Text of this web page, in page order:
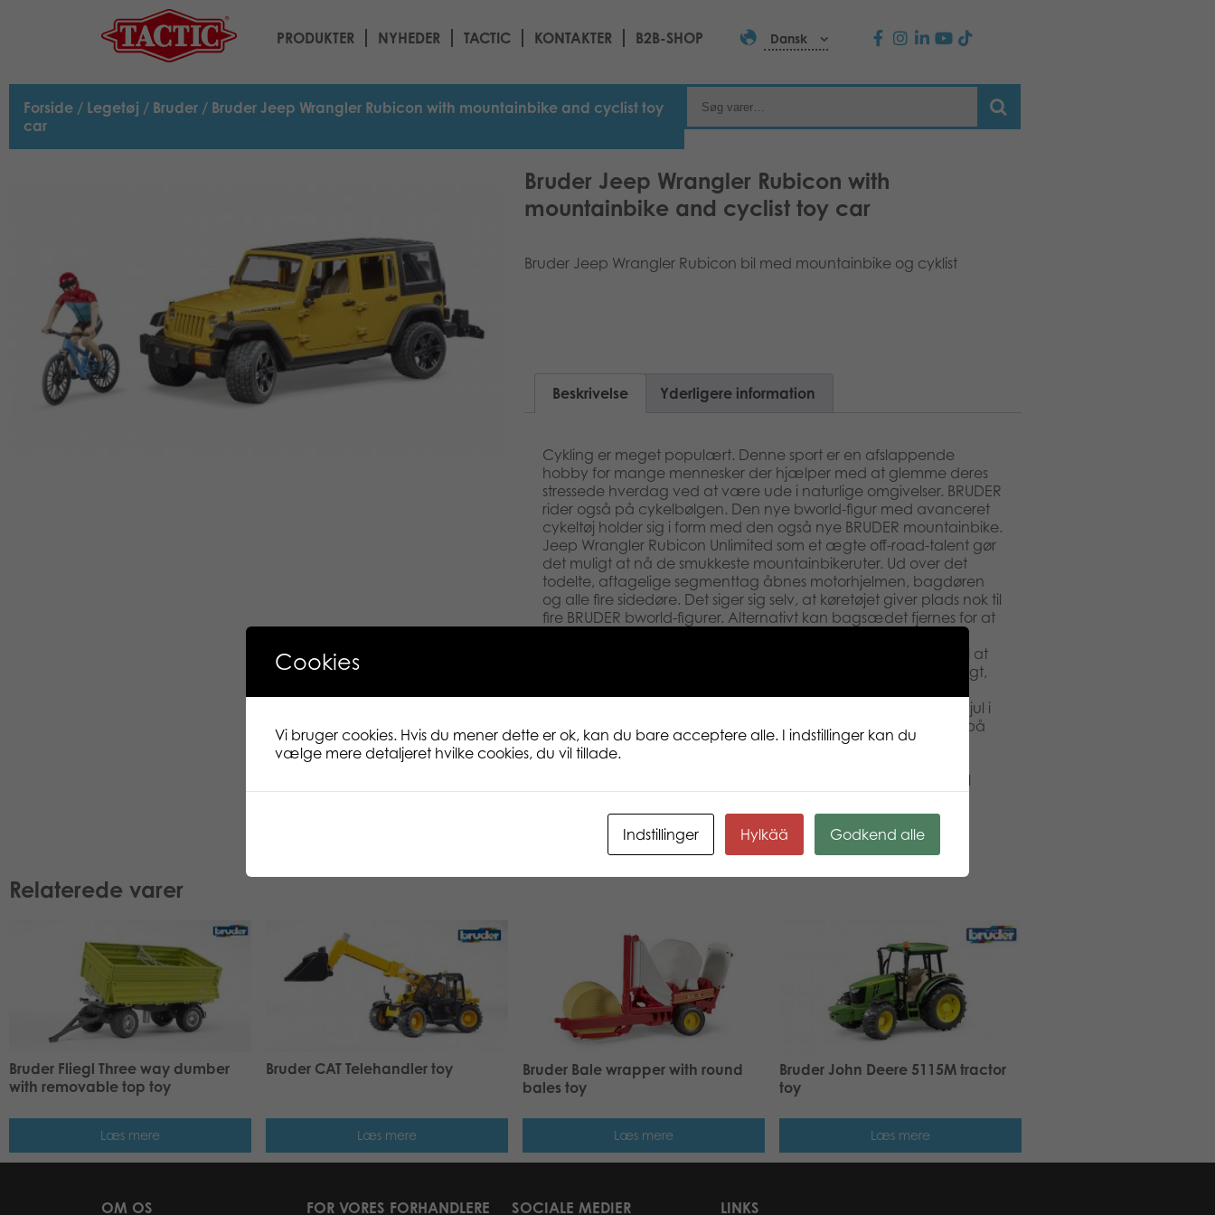
PRODUKTER NYHEDER TACTIC KONTAKTER B2B-SHOP Dansk
Forside / Legetøj / Bruder / Bruder Jeep Wrangler Rubicon with mountainbike and cyclist toy
car
Bruder Jeep Wrangler Rubicon with
mountainbike and cyclist toy car
Bruder Jeep Wrangler Rubicon bil med mountainbike og cyklist
Beskrivelse Yderligere information
Cykling er meget populært. Denne sport er en afslappende
hobby for mange mennesker der hjælper med at glemme deres
stressede hverdag ved at være ude i naturlige omgivelser. BRUDER
rider også på cykelbølgen. Den nye bworld-figur med avanceret
cykeltøj holder sig i form med den også nye BRUDER mountainbike.
Jeep Wrangler Rubicon Unlimited som et ægte off-road-talent gør
det muligt at nå de smukkeste mountainbikeruter. Ud over det
todelte, aftagelige segmenttag åbnes motorhjelmen, bagdøren
og alle fire sidedøre. Det siger sig selv, at køretøjet giver plads nok til
fire BRUDER bworld-figurer. Alternativt kan bagsædet fjernes for at
standardstik i læsseområdet. Det ekstra trækled er beregnet til at
lette styringen gennem taglugen, og hvis det ikke er nødvendigt,
terrængående køretøjsophæng og slidbanedæk med kromhjul i
tiltalende SUV-design. Mountainbiken kan bekvemt monteres på
det medfølgende cykelstativ, der er fastgjort til
trækstangskoblingen. Den kvindelige bworld-cyklist med
mountainbike (varenr. 63111) er den matchende forbedring til
dette sæt.
Relaterede varer
Bruder Fliegl Three way dumber
with removable top toy
Læs mere
Bruder CAT Telehandler toy
Læs mere
Bruder Bale wrapper with round
bales toy
Læs mere
Bruder John Deere 5115M tractor
toy
Læs mere
OM OS FOR VORES FORHANDLERE SOCIALE MEDIER LINKS
Cookies
Vi bruger cookies. Hvis du mener dette er ok, kan du bare acceptere alle. I indstillinger kan du
vælge mere detaljeret hvilke cookies, du vil tillade.
Indstillinger Hylkää Godkend alle